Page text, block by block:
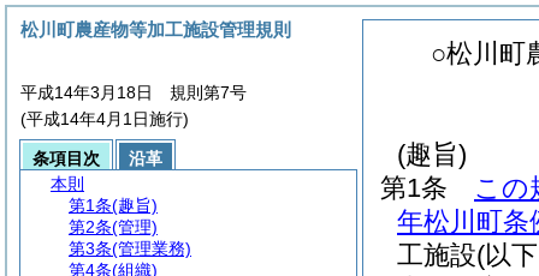
○松川町
(趣旨)
第1条
この
年松川町条
工施設(以
松川町農産物等加工施設管理規則
平成14年3月18日 規則第7号
(平成14年4月1日施行)
条項目次
沿革
本則
第1条(趣旨)
第2条(管理)
第3条(管理業務)
第4条(組織)